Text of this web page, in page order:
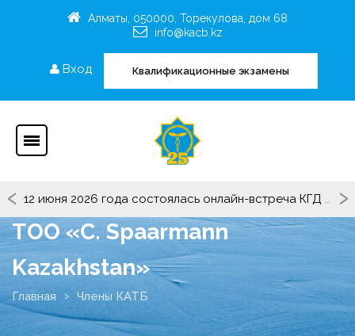
Алматы, 050000, Торекулова, дом 68
info@kacb.kz
Вход Квалификационные экзамены
12 июня 2026 года состоялась онлайн-встреча КГД МФ РК с участием представителей Рабочей группы «KEDEN».
‹ ›
ТОО «C. Spaarmann
Kazakhstan»
Главная Члены КАТБ